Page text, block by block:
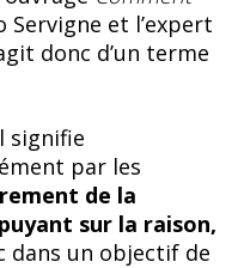
Servigne et l’expert
donc d’un terme
signifie
par les
de la
sur la raison,
dans un objectif de